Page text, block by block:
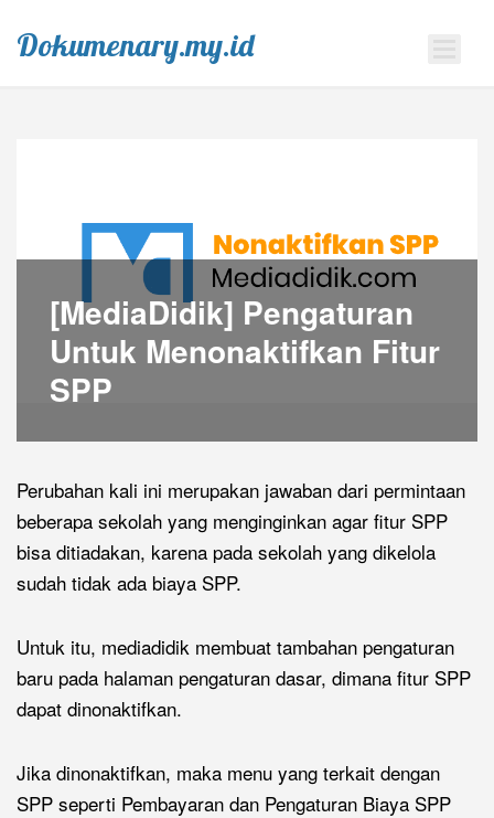
Dokumenary.my.id
[MediaDidik] Pengaturan
Untuk Menonaktifkan Fitur
SPP
Perubahan kali ini merupakan jawaban dari permintaan
beberapa sekolah yang menginginkan agar fitur SPP
bisa ditiadakan, karena pada sekolah yang dikelola
sudah tidak ada biaya SPP.
Untuk itu, mediadidik membuat tambahan pengaturan
baru pada halaman pengaturan dasar, dimana fitur SPP
dapat dinonaktifkan.
Jika dinonaktifkan, maka menu yang terkait dengan
SPP seperti Pembayaran dan Pengaturan Biaya SPP